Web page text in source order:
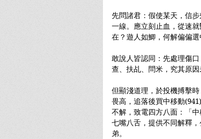
先問諸君：假使某天，信
一線。應立刻止血，從速
在？遊人如鯽，何解偏偏選
敢說人皆認同：先處理傷
查、扶乩、問米，究其原因
但顯淺道理，於投機搏擊
畏高，追落後買中移動
不解，致電四方八面：「
七嘴八舌，提供不同解釋
弟。